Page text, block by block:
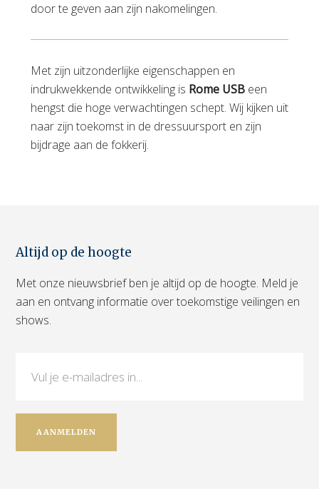
door te geven aan zijn nakomelingen.
Met zijn uitzonderlijke eigenschappen en
indrukwekkende ontwikkeling is Rome USBeen
hengst die hoge verwachtingen schept. Wij kijken uit
naar zijn toekomst in de dressuursport en zijn
bijdrage aan de fokkerij.
Altijd op de hoogte
Met onze nieuwsbrief ben je altijd op de hoogte. Meld je
aan en ontvang informatie over toekomstige veilingen en
shows.